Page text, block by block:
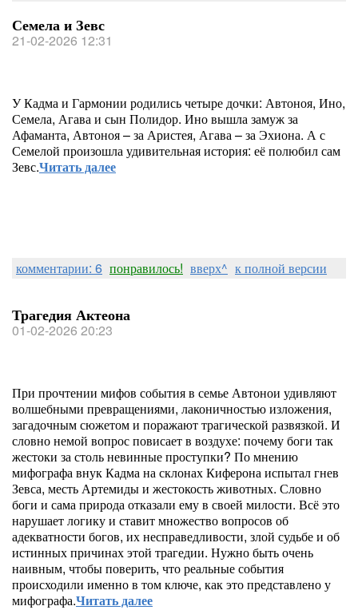
Семела и Зевс
21-02-2026 12:31
У Кадма и Гармонии родились четыре дочки: Автоноя, Ино,
Семела, Агава и сын Полидор. Ино вышла замуж за
Афаманта, Автоноя – за Аристея, Агава – за Эхиона. А с
Семелой произошла удивительная история: её полюбил сам
Зевс.Читать далее
комментарии: 6 понравилось! вверх^ к полной версии
Трагедия Актеона
01-02-2026 20:23
При прочтении мифов события в семье Автонои удивляют
волшебными превращениями, лаконичностью изложения,
загадочным сюжетом и поражают трагической развязкой. И
словно немой вопрос повисает в воздухе: почему боги так
жестоки за столь невинные проступки? По мнению
мифографа внук Кадма на склонах Киферона испытал гнев
Зевса, месть Артемиды и жестокость животных. Словно
боги и сама природа отказали ему в своей милости. Всё это
нарушает логику и ставит множество вопросов об
адекватности богов, их несправедливости, злой судьбе и об
истинных причинах этой трагедии. Нужно быть очень
наивным, чтобы поверить, что реальные события
происходили именно в том ключе, как это представлено у
мифографа.Читать далее